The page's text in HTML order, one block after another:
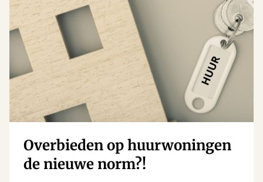
Overbieden op huurwoningen
de nieuwe norm?!